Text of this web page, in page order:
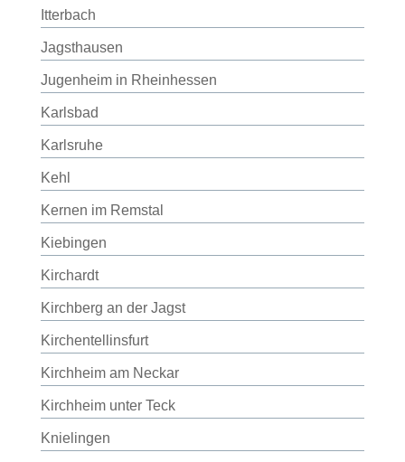
Itterbach
Jagsthausen
Jugenheim in Rheinhessen
Karlsbad
Karlsruhe
Kehl
Kernen im Remstal
Kiebingen
Kirchardt
Kirchberg an der Jagst
Kirchentellinsfurt
Kirchheim am Neckar
Kirchheim unter Teck
Knielingen